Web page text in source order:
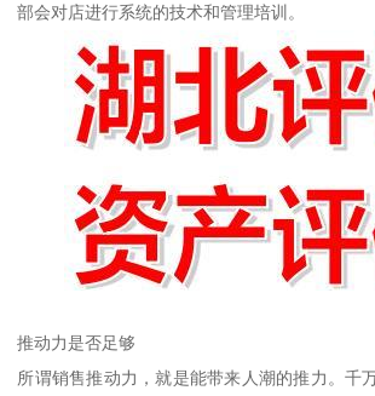
部会对店进行系统的技术和管理培训。
推动力是否足够
所谓销售推动力，就是能带来人潮的推力。千